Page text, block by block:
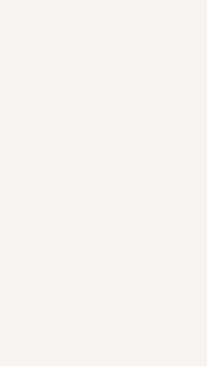
verstelbaar
dimmend